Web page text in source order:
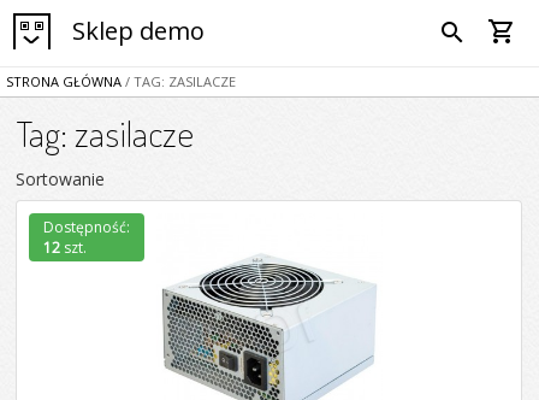
Sklep demo search shopping_cart
STRONA GŁÓWNA / TAG: ZASILACZE
Tag: zasilacze
Sortowanie
Dostępność:
12 szt.